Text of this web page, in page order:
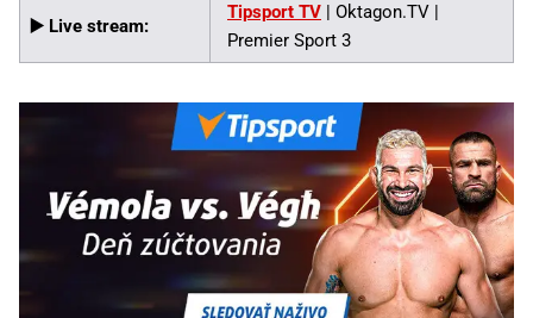
▶️ Live stream:
Tipsport TV | Oktagon.TV |
Premier Sport 3